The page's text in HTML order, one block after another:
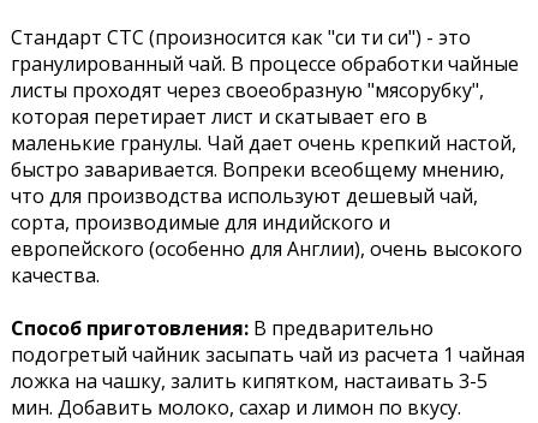
Стандарт СТС (произносится как "си ти си") - это
гранулированный чай. В процессе обработки чайные
листы проходят через своеобразную "мясорубку",
которая перетирает лист и скатывает его в
маленькие гранулы. Чай дает очень крепкий настой,
быстро заваривается. Вопреки всеобщему мнению,
что для производства используют дешевый чай,
сорта, производимые для индийского и
европейского (особенно для Англии), очень высокого
качества.
Способ приготовления: В предварительно
подогретый чайник засыпать чай из расчета 1 чайная
ложка на чашку, залить кипятком, настаивать 3-5
мин. Добавить молоко, сахар и лимон по вкусу.